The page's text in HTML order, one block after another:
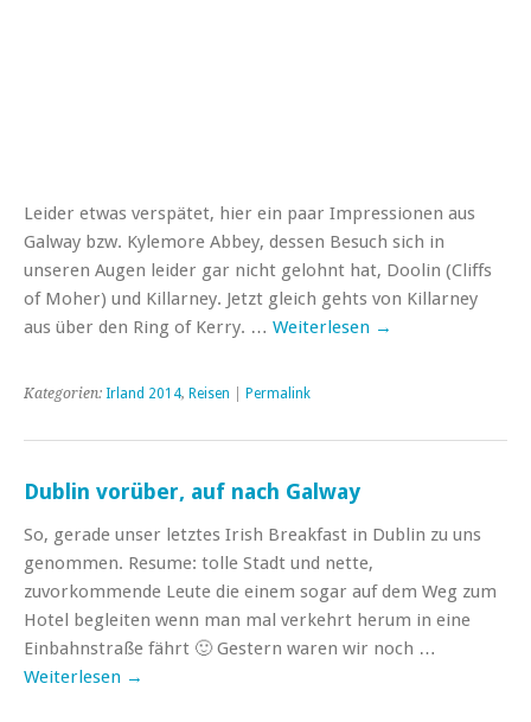
Leider etwas verspätet, hier ein paar Impressionen aus
Galway bzw. Kylemore Abbey, dessen Besuch sich in
unseren Augen leider gar nicht gelohnt hat, Doolin (Cliffs
of Moher) und Killarney. Jetzt gleich gehts von Killarney
aus über den Ring of Kerry. … Weiterlesen →
Kategorien: Irland 2014, Reisen Permalink
Dublin vorüber, auf nach Galway
So, gerade unser letztes Irish Breakfast in Dublin zu uns
genommen. Resume: tolle Stadt und nette,
zuvorkommende Leute die einem sogar auf dem Weg zum
Hotel begleiten wenn man mal verkehrt herum in eine
Einbahnstraße fährt 🙂 Gestern waren wir noch …
Weiterlesen →